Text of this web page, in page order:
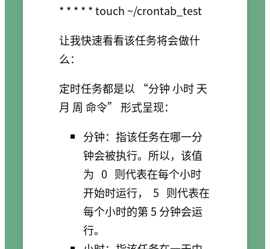
让我快速看看该任务将会做什
么：
定时任务都是以 “分钟 小时 天
月 周 命令” 形式呈现：
分钟：指该任务在哪一分
钟会被执行。所以，该值
为 0 则代表在每个小时
开始时运行，
5 则代表在
每个小时的第 5 分钟会运
行。